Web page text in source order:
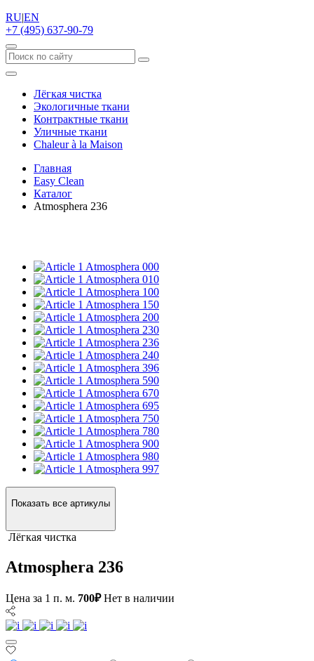
RU|EN
+7 (495) 637-90-79
Лёгкая чистка
Экологичные ткани
Контрактные ткани
Уличные ткани
Сhaleur à la Maison
Главная
Easy Clean
Каталог
Atmosphera 236
Atmosphera 000
Atmosphera 010
Atmosphera 100
Atmosphera 150
Atmosphera 200
Atmosphera 230
Atmosphera 236
Atmosphera 240
Atmosphera 396
Atmosphera 590
Atmosphera 670
Atmosphera 695
Atmosphera 750
Atmosphera 780
Atmosphera 900
Atmosphera 980
Atmosphera 997
Показать все артикулы
Лёгкая чистка
Atmosphera 236
Цена за 1 п. м. 700₽ Нет в наличии